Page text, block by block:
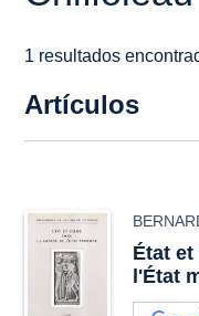
1 resultados
Artículos
État
l'État